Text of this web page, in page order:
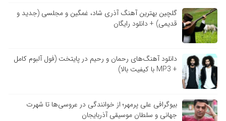
گلچین بهترین آهنگ آذری شاد، غمگین و مجلسی (جدید و
قدیمی) + دانلود رایگان
دانلود آهنگ‌های رحمان و رحیم در پایتخت (فول آلبوم کامل
+ MP3 با کیفیت بالا)
بیوگرافی علی پرمهر؛ از خوانندگی در عروسی‌ها تا شهرت
جهانی و سلطان موسیقی آذربایجان